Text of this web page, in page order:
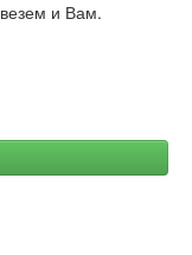
и Вам.